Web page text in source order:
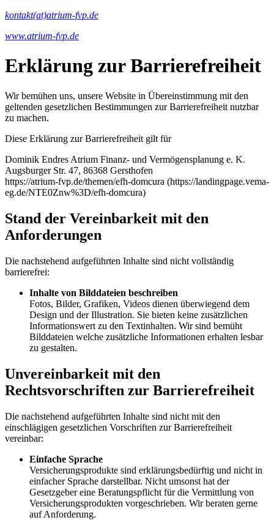
kontakt(at)atrium-fvp.de
www.atrium-fvp.de
Erklärung zur Barrierefreiheit
Wir bemühen uns, unsere Website in Übereinstimmung mit den
geltenden gesetzlichen Bestimmungen zur Barrierefreiheit nutzbar
zu machen.
Diese Erklärung zur Barrierefreiheit gilt für
Dominik Endres Atrium Finanz- und Vermögensplanung e. K.
Augsburger Str. 47, 86368 Gersthofen
https://atrium-fvp.de/themen/efh-domcura (https://landingpage.vema-
eg.de/NTE0Znw%3D/efh-domcura)
Stand der Vereinbarkeit mit den
Anforderungen
Die nachstehend aufgeführten Inhalte sind nicht vollständig
barrierefrei:
Inhalte von Bilddateien beschreiben
Fotos, Bilder, Grafiken, Videos dienen überwiegend dem
Design und der Illustration. Sie bieten keine zusätzlichen
Informationswert zu den Textinhalten. Wir sind bemüht
Bilddateien welche zusätzliche Informationen erhalten lesbar
zu gestalten.
Unvereinbarkeit mit den
Rechtsvorschriften zur Barrierefreiheit
Die nachstehend aufgeführten Inhalte sind nicht mit den
einschlägigen gesetzlichen Vorschriften zur Barrierefreiheit
vereinbar:
Einfache Sprache
Versicherungsprodukte sind erklärungsbedürftig und nicht in
einfacher Sprache darstellbar. Nicht umsonst hat der
Gesetzgeber eine Beratungspflicht für die Vermittlung von
Versicherungsprodukten vorgeschrieben. Wir beraten gerne
auf Anforderung.